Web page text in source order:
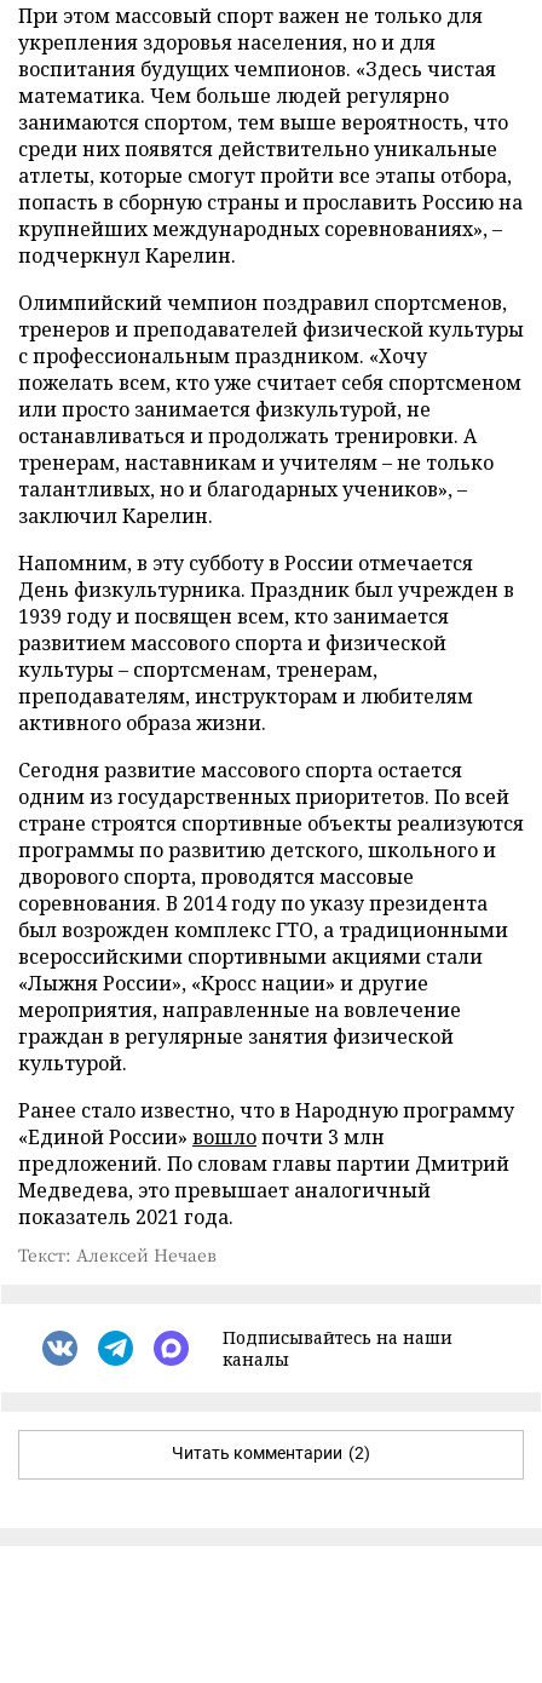
При этом массовый спорт важен не только для
укрепления здоровья населения, но и для
воспитания будущих чемпионов. «Здесь чистая
математика. Чем больше людей регулярно
занимаются спортом, тем выше вероятность, что
среди них появятся действительно уникальные
атлеты, которые смогут пройти все этапы отбора,
попасть в сборную страны и прославить Россию на
крупнейших международных соревнованиях», –
подчеркнул Карелин.
Олимпийский чемпион поздравил спортсменов,
тренеров и преподавателей физической культуры
с профессиональным праздником. «Хочу
пожелать всем, кто уже считает себя спортсменом
или просто занимается физкультурой, не
останавливаться и продолжать тренировки. А
тренерам, наставникам и учителям – не только
талантливых, но и благодарных учеников», –
заключил Карелин.
Напомним, в эту субботу в России отмечается
День физкультурника. Праздник был учрежден в
1939 году и посвящен всем, кто занимается
развитием массового спорта и физической
культуры – спортсменам, тренерам,
преподавателям, инструкторам и любителям
активного образа жизни.
Сегодня развитие массового спорта остается
одним из государственных приоритетов. По всей
стране строятся спортивные объекты реализуются
программы по развитию детского, школьного и
дворового спорта, проводятся массовые
соревнования. В 2014 году по указу президента
был возрожден комплекс ГТО, а традиционными
всероссийскими спортивными акциями стали
«Лыжня России», «Кросс нации» и другие
мероприятия, направленные на вовлечение
граждан в регулярные занятия физической
культурой.
Ранее стало известно, что в Народную программу
«Единой России» вошлопочти 3 млн
предложений. По словам главы партии Дмитрий
Медведева, это превышает аналогичный
показатель 2021 года.
Текст: Алексей Нечаев
Подписывайтесь на наши
каналы
Читать комментарии (2)